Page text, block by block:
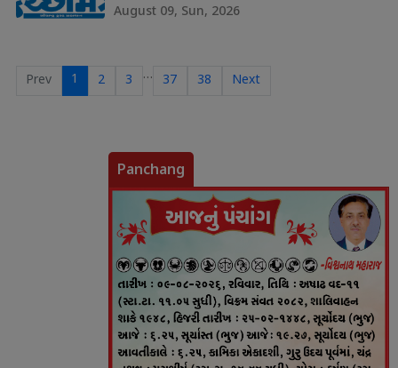
August 09, Sun, 2026
Prev 1 2 3 … 37 38 Next
Panchang